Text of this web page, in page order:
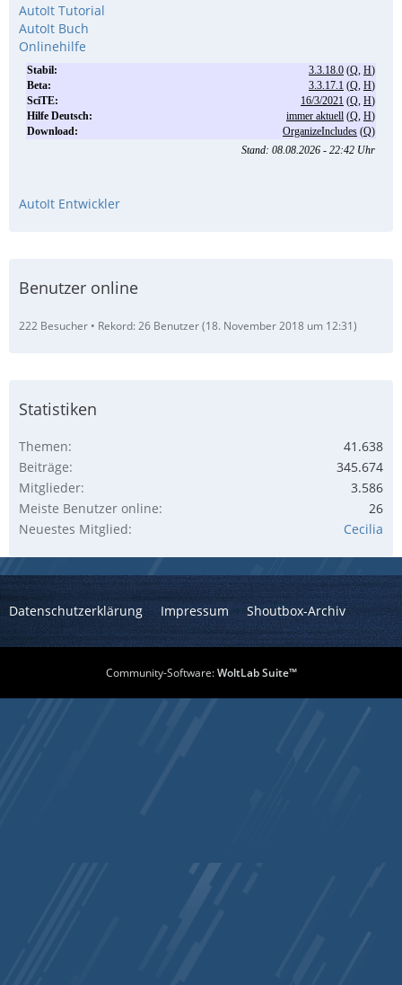
AutoIt Tutorial
AutoIt Buch
Onlinehilfe
AutoIt Entwickler
Benutzer online
222 Besucher Rekord: 26 Benutzer (18. November 2018 um 12:31)
Statistiken
Themen
41.638
Beiträge
345.674
Mitglieder
3.586
Meiste Benutzer online
26
Neuestes Mitglied
Cecilia
Datenschutzerklärung Impressum Shoutbox-Archiv
Community-Software:WoltLab Suite™